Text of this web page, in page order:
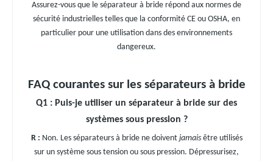
Assurez-vous que le séparateur à bride répond aux normes de
sécurité industrielles telles que la conformité CE ou OSHA, en
particulier pour une utilisation dans des environnements
dangereux.
FAQ courantes sur les séparateurs à bride
Q1 : Puis-je utiliser un séparateur à bride sur des
systèmes sous pression ?
R : Non. Les séparateurs à bride ne doivent jamais être utilisés
sur un système sous tension ou sous pression. Dépressurisez,